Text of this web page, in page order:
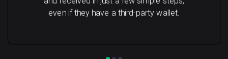
even if they have a third-party wallet.